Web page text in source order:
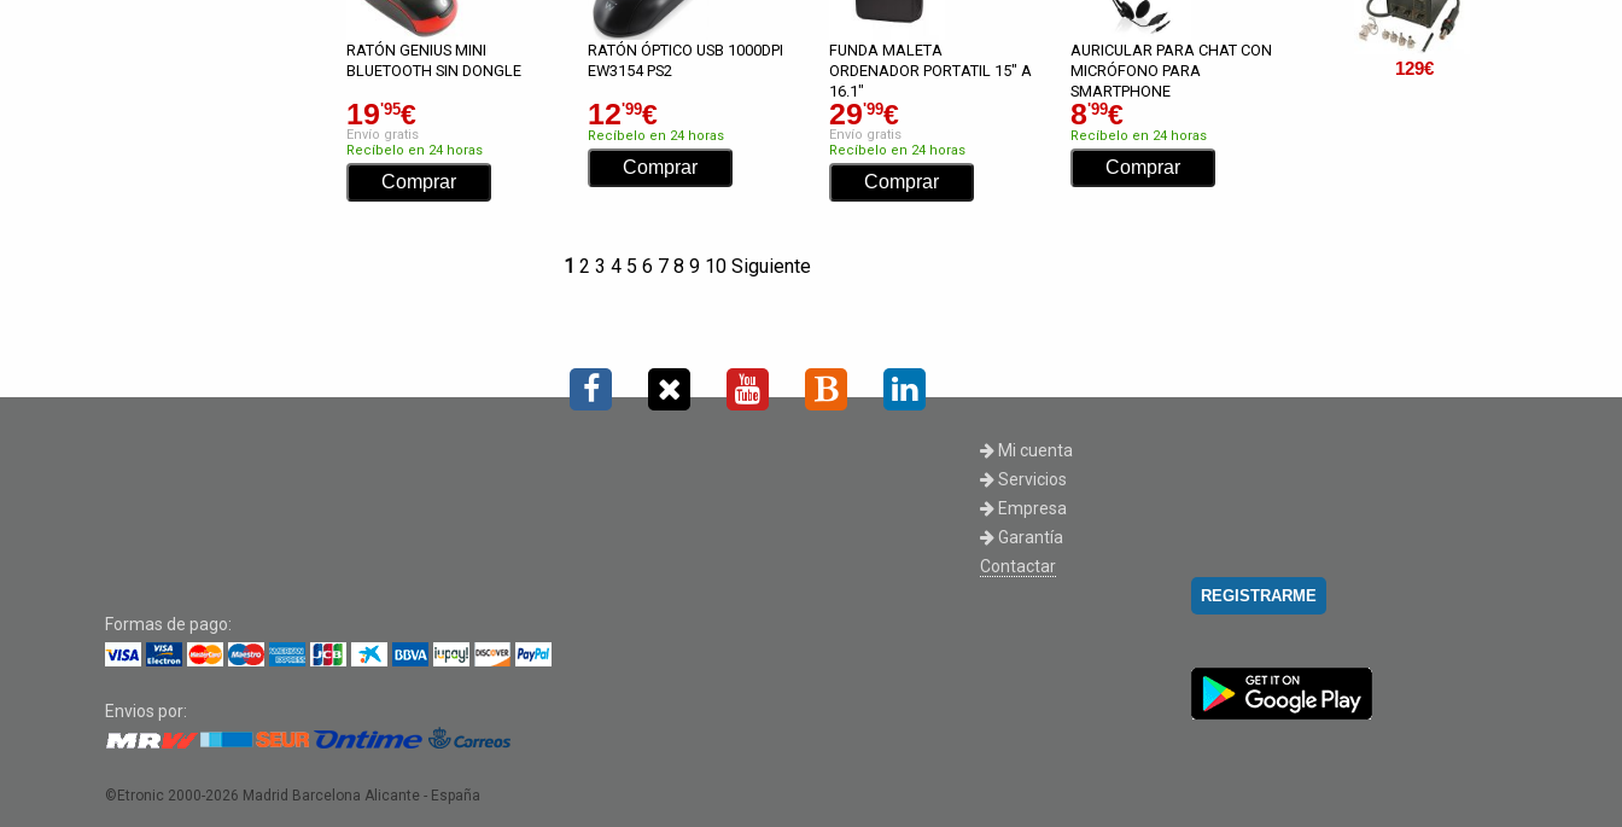
RATÓN GENIUS MINI
BLUETOOTH SIN DONGLE
19'95€
Envío gratis
Recíbelo en 24 horas
RATÓN ÓPTICO USB 1000DPI
EW3154 PS2
12'99€
Recíbelo en 24 horas
FUNDA MALETA
ORDENADOR PORTATIL 15" A
16.1"
29'99€
Envío gratis
Recíbelo en 24 horas
AURICULAR PARA CHAT CON
MICRÓFONO PARA
SMARTPHONE
8'99€
Recíbelo en 24 horas
129€
1 2 3 4 5 6 7 8 9 10 Siguiente
Mi cuenta
Servicios
Empresa
Garantía
Contactar
Formas de pago:
Envios por:
©Etronic 2000-2026 Madrid Barcelona Alicante - España
REGISTRARME